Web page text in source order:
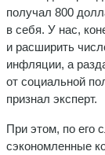
получал 800
в себя. У нас,
и расширить
инфляции, а
от социальной
признал эксперт.
При этом, по его
сэкономленные